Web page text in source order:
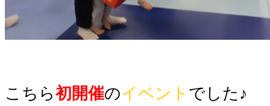
こちら初開催のイベント でした♪